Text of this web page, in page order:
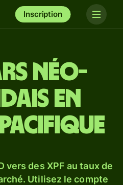
Inscription
néo-
en
vers des XPF au taux de
Utilisez le compte